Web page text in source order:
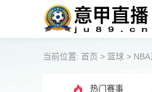
当前位置: 首页 > 篮球 >
热门赛事